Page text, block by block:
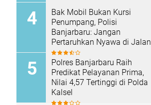
Bak Mobil Bukan Kursi
Penumpang, Polisi
Banjarbaru: Jangan
Pertaruhkan Nyawa di Jalan
Polres Banjarbaru Raih
Predikat Pelayanan Prima,
Nilai 4,57 Tertinggi di Polda
Kalsel